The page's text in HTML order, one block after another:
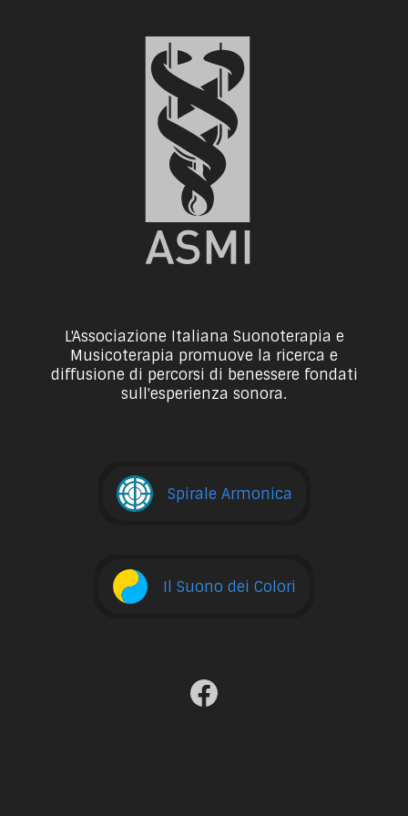
L'Associazione Italiana Suonoterapia e
Musicoterapia promuove la ricerca e
diffusione di percorsi di benessere fondati
sull'esperienza sonora.
Spirale Armonica
Il Suono dei Colori